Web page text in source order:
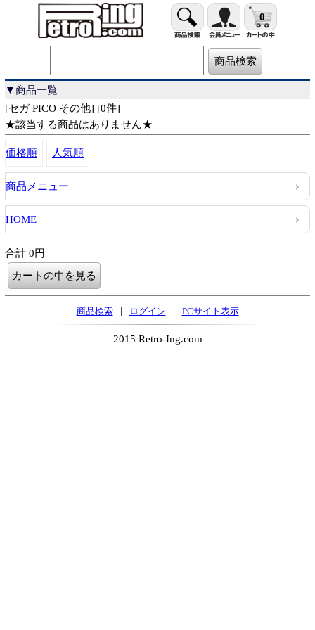
0
▼商品一覧
[セガ PICO その他] [0件]
★該当する商品はありません★
価格順 人気順
商品メニュー
HOME
合計 0円
商品検索 | ログイン | PCサイト表示
2015 Retro-Ing.com